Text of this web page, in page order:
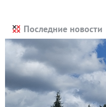
Последние новости